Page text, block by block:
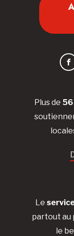
Plus de 56
Le
partout au
le